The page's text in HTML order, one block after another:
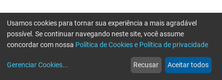
web
Notícias
more_horiz
Mais
Usamos cookies para tornar sua experiência a mais agradável
possível. Se continuar navegando neste site, você assume
concordar com nossa Política de Cookies e Política de privacidade
Gerenciar Cookies... Recusar Aceitar todos
Erro ao enviar informações, por favor tente novamente